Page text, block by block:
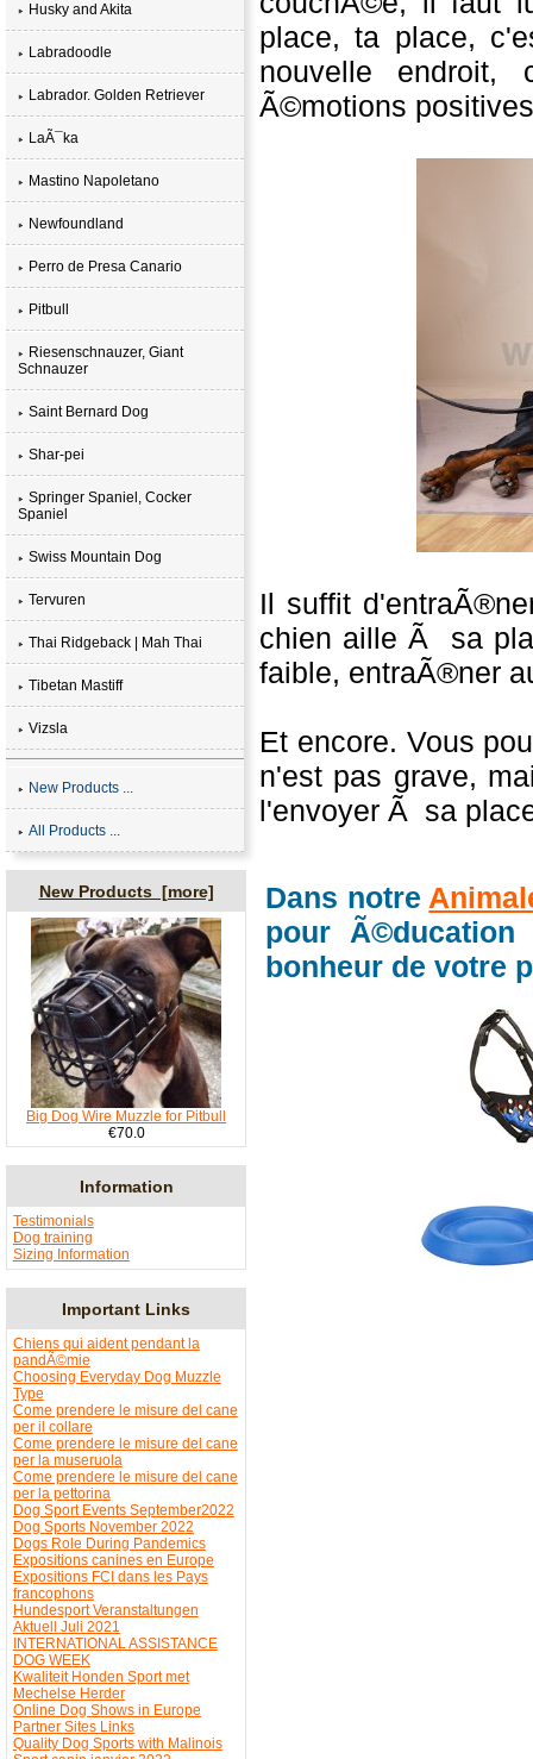
Husky and Akita
Labradoodle
Labrador. Golden Retriever
LaÃ¯ka
Mastino Napoletano
Newfoundland
Perro de Presa Canario
Pitbull
Riesenschnauzer, Giant
Schnauzer
Saint Bernard Dog
Shar-pei
Springer Spaniel, Cocker
Spaniel
Swiss Mountain Dog
Tervuren
Thai Ridgeback | Mah Thai
Tibetan Mastiff
Vizsla
New Products ...
All Products ...
New Products [more]
Big Dog Wire Muzzle for Pitbull
€70.0
Information
Testimonials
Dog training
Sizing Information
Important Links
Chiens qui aident pendant la
pandÃ©mie
Choosing Everyday Dog Muzzle
Type
Come prendere le misure del cane
per il collare
Come prendere le misure del cane
per la museruola
Come prendere le misure del cane
per la pettorina
Dog Sport Events September2022
Dog Sports November 2022
Dogs Role During Pandemics
Expositions canines en Europe
Expositions FCI dans les Pays
francophons
Hundesport Veranstaltungen
Aktuell Juli 2021
INTERNATIONAL ASSISTANCE
DOG WEEK
Kwaliteit Honden Sport met
Mechelse Herder
Online Dog Shows in Europe
Partner Sites Links
Quality Dog Sports with Malinois
place, ta place,
nouvelle
Ã©motions
Il suffit
chien aille Ã sa
faible, entraÃ®ner
Et encore. Vous
n'est pas grave,
l'envoyer Ã sa
Dans notre
pour
bonheur de votre